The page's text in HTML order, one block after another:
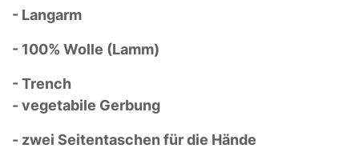
- Langarm
- 100% Wolle (Lamm)
- Trench
- vegetabile Gerbung
- zwei Seitentaschen für die Hände